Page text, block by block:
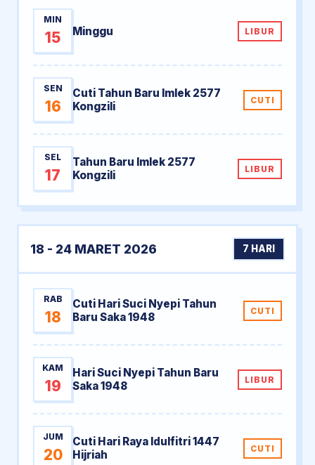
MIN
15 Minggu LIBUR
SEN
16
Cuti Tahun Baru Imlek 2577
Kongzili
CUTI
SEL
17
Tahun Baru Imlek 2577
Kongzili
LIBUR
18 - 24 MARET 2026 7 HARI
RAB
18
Cuti Hari Suci Nyepi Tahun
Baru Saka 1948
CUTI
KAM
19
Hari Suci Nyepi Tahun Baru
Saka 1948
LIBUR
JUM
20
Cuti Hari Raya Idulfitri 1447
Hijriah
CUTI